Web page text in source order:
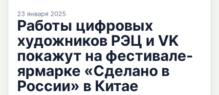
23 января 2025
Работы цифровых
художников РЭЦ и VK
покажут на фестивале-
ярмарке «Сделано в
России» в Китае